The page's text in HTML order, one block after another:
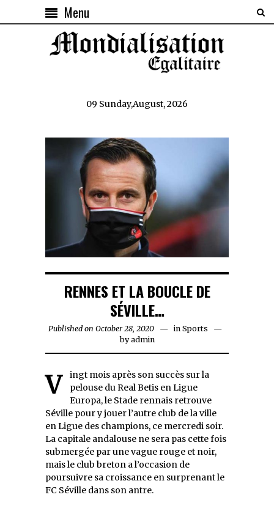
Menu
09 Sunday,August, 2026
RENNES ET LA BOUCLE DE
SÉVILLE…
Published on October 28, 2020 October
28,
in Sports
byadmin
Vingt mois après son succès sur la
pelouse du Real Betis en Ligue
Europa, le Stade rennais retrouve
Séville pour y jouer l’autre club de la ville
en Ligue des champions, ce mercredi soir.
La capitale andalouse ne sera pas cette fois
submergée par une vague rouge et noir,
mais le club breton a l’occasion de
poursuivre sa croissance en surprenant le
FC Séville dans son antre.